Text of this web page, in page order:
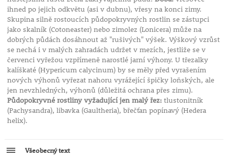
ihned po jejich odkvětu (asi v dubnu), vřesy na konci zimy.
Skupina silně rostoucích půdopokryvných rostlin se zástupci
jako skalník (Cotoneaster) nebo zimolez (Lonicera) může na
dobrých půdách dosáhnout až "rušivých" výšek. Výškový vzrůst
se nechá i v malých zahradách udržet v mezích, jestliže se v
červenci vyřežou vzpřímeně narostlé jarní výhony. U třezalky
kalíškaté (Hypericum calycinum) by se měly před vyrašením
nových výhonů vyřezat nahoru vyrážející špičky loňských, ale
jen nevzhledných, výhonů (důležitá ochrana přes zimu).
Půdopokryvné rostliny vyžadující jen malý řez:tlustonitník
(Pachysandra), libavka (Gaultheria), břečťan popínavý (Hedera
helix).
Všeobecný text